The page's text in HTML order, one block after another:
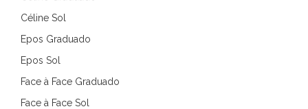
Céline Sol
Epos Graduado
Epos Sol
Face à Face Graduado
Face à Face Sol